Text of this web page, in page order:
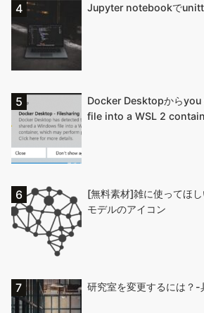
Jupyter notebookで
Docker Desktopから
file into a WSL 2
[無料素材]雑に使ってほ
モデルのアイコン
研究室を変更するには？